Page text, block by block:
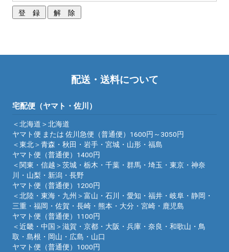
配送・送料について
宅配便（ヤマト・佐川）
＜北海道＞北海道
ヤマト便 または 佐川急便（普通便）1600円～3050円
＜東北＞青森・秋田・岩手・宮城・山形・福島
ヤマト便（普通便）1400円
＜関東・信越＞茨城・栃木・千葉・群馬・埼玉・東京・神奈
川・山梨・新潟・長野
ヤマト便（普通便）1200円
＜北陸・東海・九州＞富山・石川・愛知・福井・岐阜・静岡・
三重・福岡・佐賀・長崎・熊本・大分・宮崎・鹿児島
ヤマト便（普通便）1100円
＜近畿・中国＞滋賀・京都・大阪・兵庫・奈良・和歌山・鳥
取・島根・岡山・広島・山口
ヤマト便（普通便）1000円